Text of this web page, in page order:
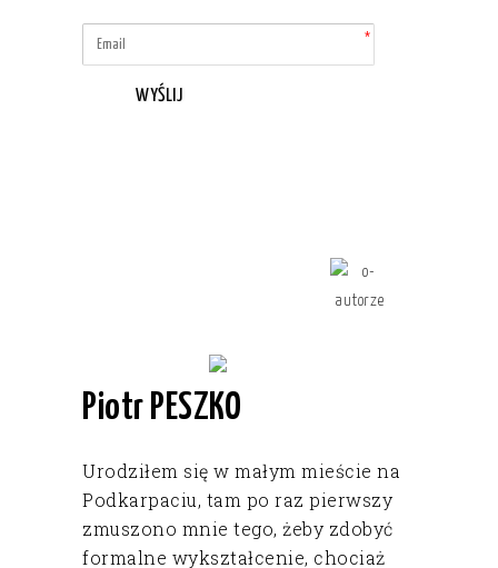
WYŚLIJ
Piotr PESZKO
Urodziłem się w małym mieście na
Podkarpaciu, tam po raz pierwszy
zmuszono mnie tego, żeby zdobyć
formalne wykształcenie, chociaż